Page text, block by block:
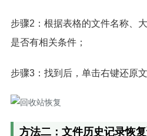
步骤2：根据表格的文件名称、
是否有相关条件；
步骤3：找到后，单击右键还原
方法二：文件历史记录恢